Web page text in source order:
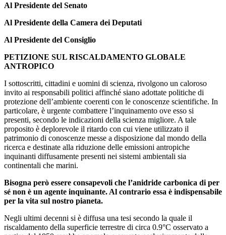
Al Presidente del Senato
Al Presidente della Camera dei Deputati
Al Presidente del Consiglio
PETIZIONE SUL RISCALDAMENTO GLOBALE
ANTROPICO
I sottoscritti, cittadini e uomini di scienza, rivolgono un caloroso
invito ai responsabili politici affinché siano adottate politiche di
protezione dell’ambiente coerenti con le conoscenze scientifiche. In
particolare, è urgente combattere l’inquinamento ove esso si
presenti, secondo le indicazioni della scienza migliore. A tale
proposito è deplorevole il ritardo con cui viene utilizzato il
patrimonio di conoscenze messe a disposizione dal mondo della
ricerca e destinate alla riduzione delle emissioni antropiche
inquinanti diffusamente presenti nei sistemi ambientali sia
continentali che marini.
Bisogna però essere consapevoli che l’anidride carbonica di per
sé non è un agente inquinante. Al contrario essa è indispensabile
per la vita sul nostro pianeta.
Negli ultimi decenni si è diffusa una tesi secondo la quale il
riscaldamento della superficie terrestre di circa 0.9°C osservato a